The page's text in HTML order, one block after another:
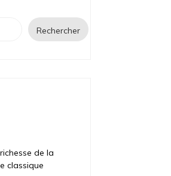
Rechercher
de la
classique